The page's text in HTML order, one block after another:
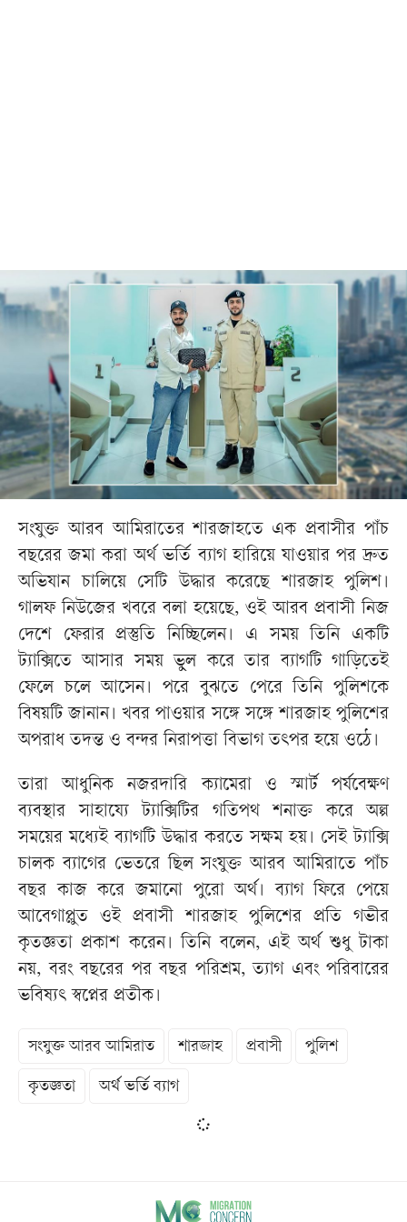
সংযুক্ত আরব আমিরাতের শারজাহতে এক প্রবাসীর পাঁচ
বছরের জমা করা অর্থ ভর্তি ব্যাগ হারিয়ে যাওয়ার পর দ্রুত
অভিযান চালিয়ে সেটি উদ্ধার করেছে শারজাহ পুলিশ।
গালফ নিউজের খবরে বলা হয়েছে, ওই আরব প্রবাসী নিজ
দেশে ফেরার প্রস্তুতি নিচ্ছিলেন। এ সময় তিনি একটি
ট্যাক্সিতে আসার সময় ভুল করে তার ব্যাগটি গাড়িতেই
ফেলে চলে আসেন। পরে বুঝতে পেরে তিনি পুলিশকে
বিষয়টি জানান। খবর পাওয়ার সঙ্গে সঙ্গে শারজাহ পুলিশের
অপরাধ তদন্ত ও বন্দর নিরাপত্তা বিভাগ তৎপর হয়ে ওঠে।
তারা আধুনিক নজরদারি ক্যামেরা ও স্মার্ট পর্যবেক্ষণ
ব্যবস্থার সাহায্যে ট্যাক্সিটির গতিপথ শনাক্ত করে অল্প
সময়ের মধ্যেই ব্যাগটি উদ্ধার করতে সক্ষম হয়। সেই ট্যাক্সি
চালক ব্যাগের ভেতরে ছিল সংযুক্ত আরব আমিরাতে পাঁচ
বছর কাজ করে জমানো পুরো অর্থ। ব্যাগ ফিরে পেয়ে
আবেগাপ্লুত ওই প্রবাসী শারজাহ পুলিশের প্রতি গভীর
কৃতজ্ঞতা প্রকাশ করেন। তিনি বলেন, এই অর্থ শুধু টাকা
নয়, বরং বছরের পর বছর পরিশ্রম, ত্যাগ এবং পরিবারের
ভবিষ্যৎ স্বপ্নের প্রতীক।
সংযুক্ত আরব আমিরাত শারজাহ প্রবাসী পুলিশ
কৃতজ্ঞতা অর্থ ভর্তি ব্যাগ